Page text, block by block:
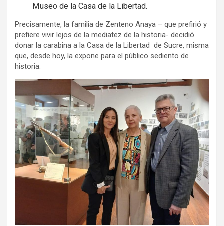
Museo de la Casa de la Libertad.
Precisamente, la familia de Zenteno Anaya – que prefirió y
prefiere vivir lejos de la mediatez de la historia- decidió
donar la carabina a la Casa de la Libertad de Sucre, misma
que, desde hoy, la expone para el público sediento de
historia.